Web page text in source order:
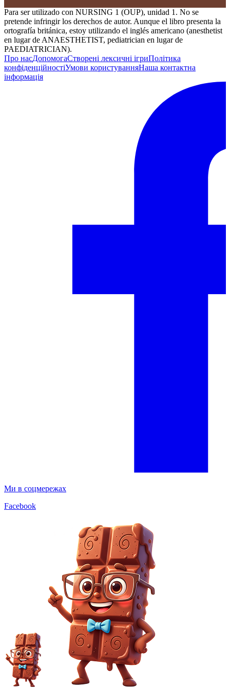
Para ser utilizado con NURSING 1 (OUP), unidad 1. No se
pretende infringir los derechos de autor. Aunque el libro presenta la
ortografía británica, estoy utilizando el inglés americano (anesthetist
en lugar de ANAESTHETIST, pediatrician en lugar de
PAEDIATRICIAN).
Про насДопомогаСтворені лексичні ігриПолітика
конфіденційностіУмови користуванняНаша контактна
інформація
Ми в соцмережах
Facebook